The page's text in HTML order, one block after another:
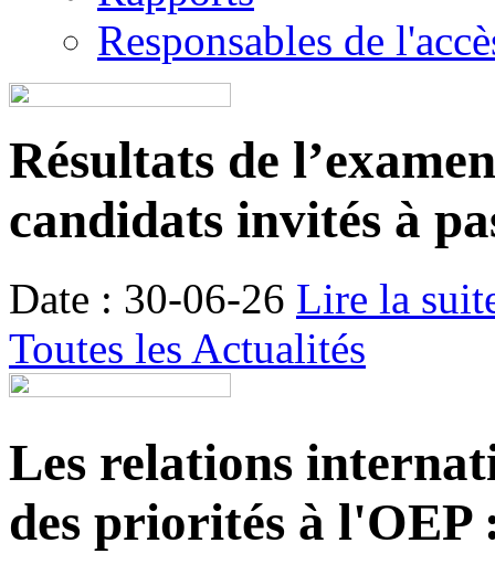
Responsables de
Résultats de
candidats invités à
Date : 30-06-26 Lire la
Toutes les Actualités
Les relations
des priorités à